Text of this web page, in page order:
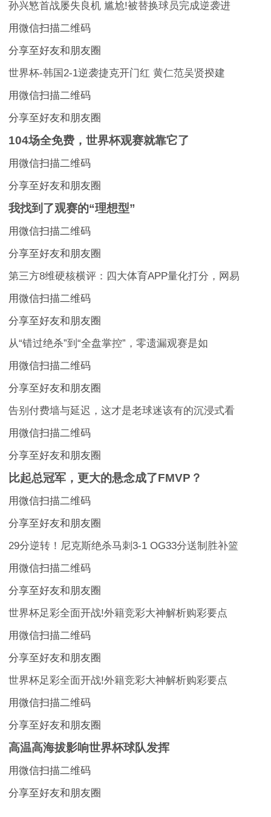
孙兴慜首战屡失良机 尴尬!被替换球员完成逆袭进
用微信扫描二维码
分享至好友和朋友圈
世界杯-韩国2-1逆袭捷克开门红 黄仁范吴贤揆建
用微信扫描二维码
分享至好友和朋友圈
104场全免费，世界杯观赛就靠它了
用微信扫描二维码
分享至好友和朋友圈
我找到了观赛的“理想型”
用微信扫描二维码
分享至好友和朋友圈
第三方8维硬核横评：四大体育APP量化打分，网易
用微信扫描二维码
分享至好友和朋友圈
从“错过绝杀”到“全盘掌控”，零遗漏观赛是如
用微信扫描二维码
分享至好友和朋友圈
告别付费墙与延迟，这才是老球迷该有的沉浸式看
用微信扫描二维码
分享至好友和朋友圈
比起总冠军，更大的悬念成了FMVP？
用微信扫描二维码
分享至好友和朋友圈
29分逆转！尼克斯绝杀马刺3-1 OG33分送制胜补篮
用微信扫描二维码
分享至好友和朋友圈
世界杯足彩全面开战!外籍竞彩大神解析购彩要点
用微信扫描二维码
分享至好友和朋友圈
世界杯足彩全面开战!外籍竞彩大神解析购彩要点
用微信扫描二维码
分享至好友和朋友圈
高温高海拔影响世界杯球队发挥
用微信扫描二维码
分享至好友和朋友圈